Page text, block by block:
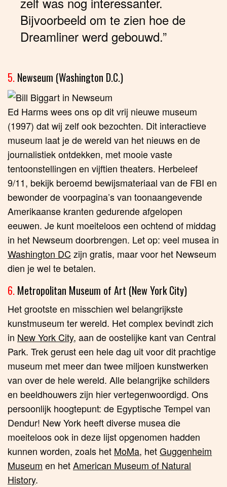
Bijvoorbeeld om te zien hoe de
Dreamliner werd gebouwd.”
5. Newseum (Washington D.C.)
Ed Harms wees ons op dit vrij nieuwe museum
(1997) dat wij zelf ook bezochten. Dit interactieve
museum laat je de wereld van het nieuws en de
journalistiek ontdekken, met mooie vaste
tentoonstellingen en vijftien theaters. Herbeleef
9/11, bekijk beroemd bewijsmateriaal van de FBI en
bewonder de voorpagina’s van toonaangevende
Amerikaanse kranten gedurende afgelopen
eeuwen. Je kunt moeiteloos een ochtend of middag
in het Newseum doorbrengen. Let op: veel musea in
Washington DC zijn gratis, maar voor het Newseum
dien je wel te betalen.
6. Metropolitan Museum of Art (New York City)
Het grootste en misschien wel belangrijkste
kunstmuseum ter wereld. Het complex bevindt zich
in New York City, aan de oostelijke kant van Central
Park. Trek gerust een hele dag uit voor dit prachtige
museum met meer dan twee miljoen kunstwerken
van over de hele wereld. Alle belangrijke schilders
en beeldhouwers zijn hier vertegenwoordigd. Ons
persoonlijk hoogtepunt: de Egyptische Tempel van
Dendur! New York heeft diverse musea die
moeiteloos ook in deze lijst opgenomen hadden
kunnen worden, zoals het MoMa, hetGuggenheim
Museum en hetAmerican Museum of Natural
History.